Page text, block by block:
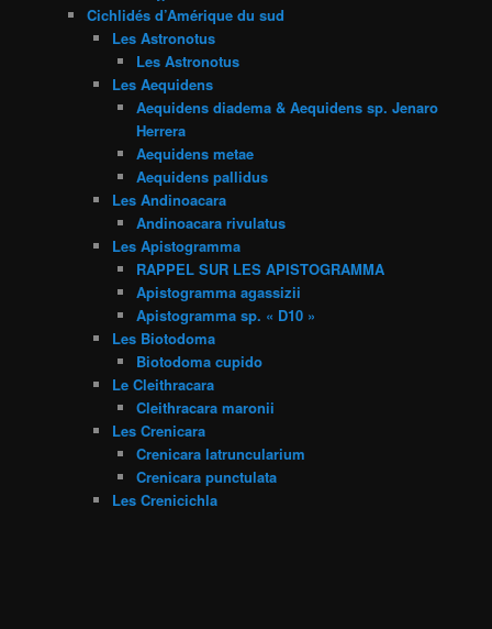
Cichlidés d’Amérique du sud
Les Astronotus
Les Astronotus
Les Aequidens
Aequidens diadema & Aequidens sp. Jenaro
Herrera
Aequidens metae
Aequidens pallidus
Les Andinoacara
Andinoacara rivulatus
Les Apistogramma
RAPPEL SUR LES APISTOGRAMMA
Apistogramma agassizii
Apistogramma sp. « D10 »
Les Biotodoma
Biotodoma cupido
Le Cleithracara
Cleithracara maronii
Les Crenicara
Crenicara latruncularium
Crenicara punctulata
Les Crenicichla